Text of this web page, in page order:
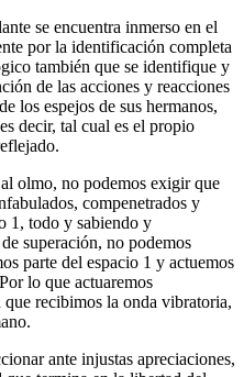
se encuentra inmerso en el
por la identificación completa
también que se identifique y
de las acciones y reacciones
los espejos de sus hermanos,
decir, tal cual es el propio
olmo, no podemos exigir que
compenetrados y
1, todo y sabiendo y
superación, no podemos
parte del espacio 1 y actuemos
lo que actuaremos
recibimos la onda vibratoria,
ante injustas apreciaciones,